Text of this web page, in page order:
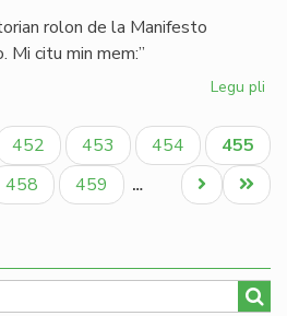
rolon de la Manifesto
Mi citu min mem:”
Legu pli
en
la
Paĝo
452 Paĝo
453 Paĝo
454
Aktuala
paĝo
455
Paĝo
458 Paĝo
459 …
Last
page
Next
page